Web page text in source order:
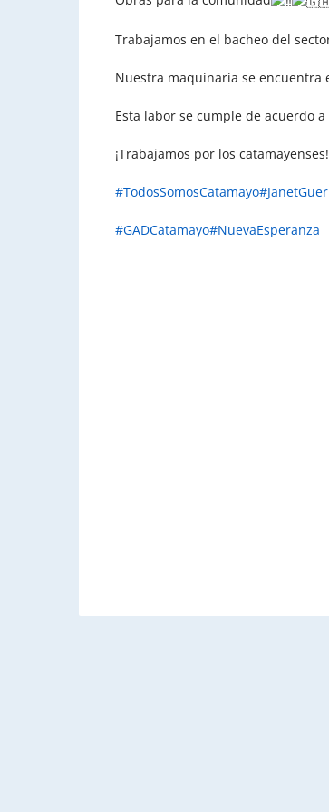
Trabajamos en el bacheo del
Nuestra maquinaria se encuentra
Esta labor se cumple de acuerdo
¡Trabajamos por los catamayenses!
#TodosSomosCatamayo
#GADCatamayo#NuevaEsperanza